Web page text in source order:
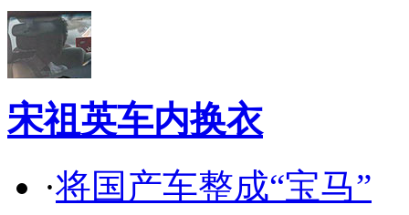
宋祖英车内换衣
·将国产车整成“宝马”